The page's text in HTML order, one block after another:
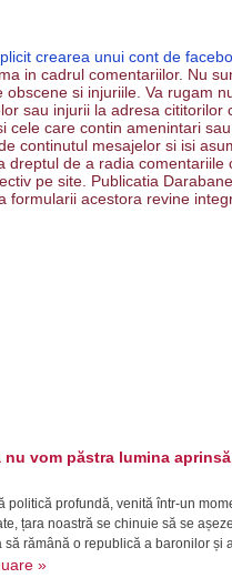
crearea unui cont de
in cadrul comentariilor. Nu
si injuriile. Va rugam
sau injurii la adresa
cele care contin amenintari
continutul mesajelor si isi
dreptul de a radia
pe site. Publicatia
formularii acestora revine
nu vom păstra lumina
politică profundă, venită într-un
țara noastră se chinuie să se
rămână o republică a baronilor și
»